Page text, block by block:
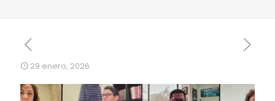
29 enero, 2026